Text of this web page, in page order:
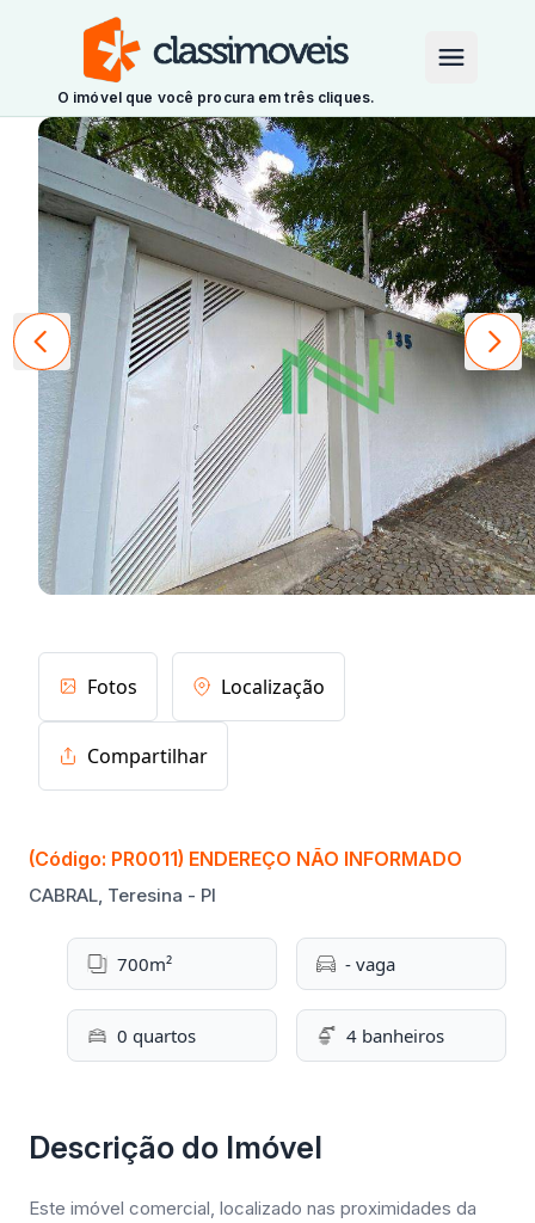
O imóvel que você procura em três cliques.
Fotos Localização
Compartilhar
(Código: PR0011) ENDEREÇO NÃO INFORMADO
CABRAL, Teresina - PI
700m² - vaga
0 quartos 4 banheiros
Descrição do Imóvel
Este imóvel comercial, localizado nas proximidades da